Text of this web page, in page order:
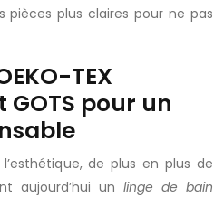
pièces plus claires pour ne pas
TEX
pour un
de plus en plus de
aujourd’hui un linge de bain